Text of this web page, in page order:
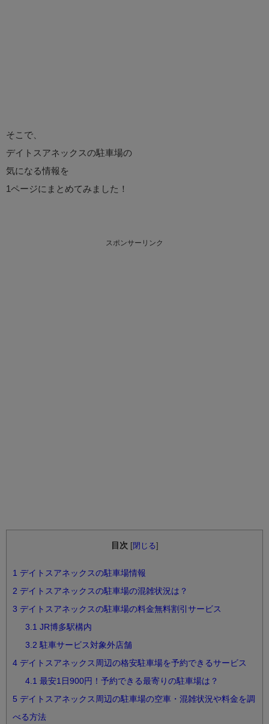
そこで、
デイトスアネックスの駐車場の
気になる情報を
1ページにまとめてみました！
スポンサーリンク
目次 閉じる
1 デイトスアネックスの駐車場情報
2 デイトスアネックスの駐車場の混雑状況は？
3 デイトスアネックスの駐車場の料金無料割引サービス
3.1 JR博多駅構内
3.2 駐車サービス対象外店舗
4 デイトスアネックス周辺の格安駐車場を予約できるサービス
4.1 最安1日900円！予約できる最寄りの駐車場は？
5 デイトスアネックス周辺の駐車場の空車・混雑状況や料金を調
べる方法